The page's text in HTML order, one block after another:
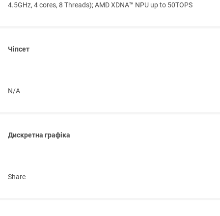
4.5GHz, 4 cores, 8 Threads); AMD XDNA™ NPU up to 50TOPS
Чіпсет
N/A
Дискретна графіка
Share